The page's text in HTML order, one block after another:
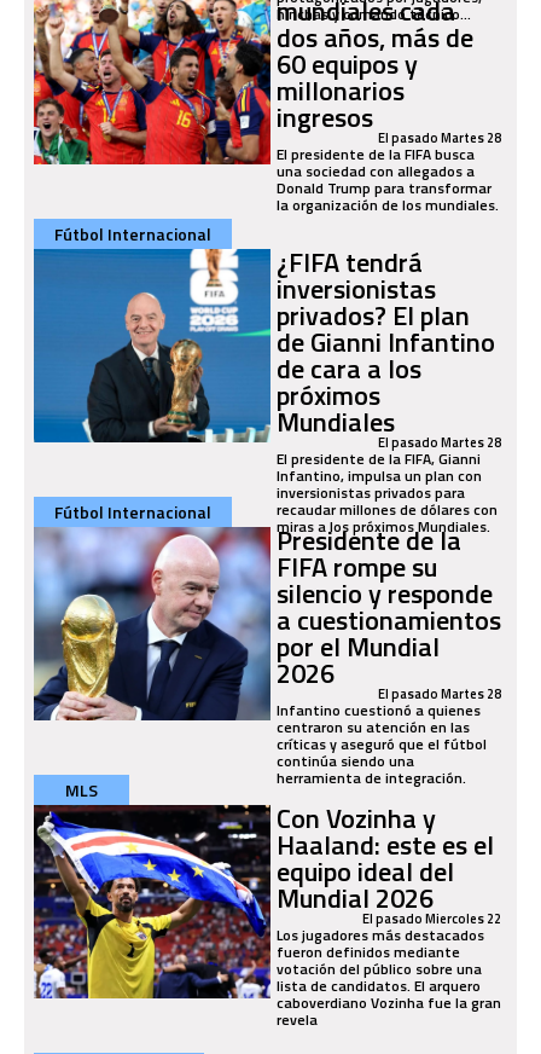
hinchas y comando técnico...
mundiales cada
dos años, más de
60 equipos y
millonarios
ingresos El pasado Martes 28
El presidente de la FIFA busca
una sociedad con allegados a
Donald Trump para transformar
la organización de los mundiales.
Fútbol Internacional
¿FIFA tendrá
inversionistas
privados? El plan
de Gianni Infantino
de cara a los
próximos
MundialesEl pasado Martes 28
El presidente de la FIFA, Gianni
Infantino, impulsa un plan con
inversionistas privados para
recaudar millones de dólares con
miras a los próximos Mundiales.
Fútbol Internacional
Presidente de la
FIFA rompe su
silencio y responde
a cuestionamientos
por el Mundial
2026 El pasado Martes 28
Infantino cuestionó a quienes
centraron su atención en las
críticas y aseguró que el fútbol
continúa siendo una
herramienta de integración.
MLS
Con Vozinha y
Haaland: este es el
equipo ideal del
Mundial 2026El pasado Miercoles 22
Los jugadores más destacados
fueron definidos mediante
votación del público sobre una
lista de candidatos. El arquero
caboverdiano Vozinha fue la gran
revela